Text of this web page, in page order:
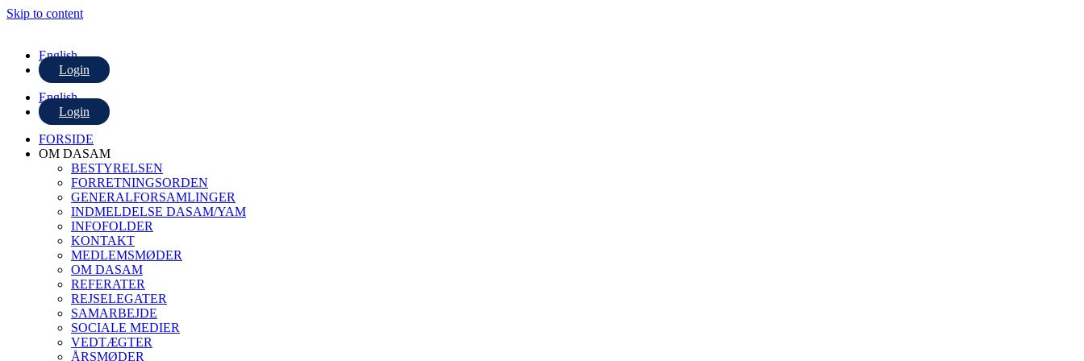
Skip to content
English
Login
English
Login
FORSIDE
OM DASAM
BESTYRELSEN
FORRETNINGSORDEN
GENERALFORSAMLINGER
INDMELDELSE DASAM/YAM
INFOFOLDER
KONTAKT
MEDLEMSMØDER
OM DASAM
REFERATER
REJSELEGATER
SAMARBEJDE
SOCIALE MEDIER
VEDTÆGTER
ÅRSMØDER